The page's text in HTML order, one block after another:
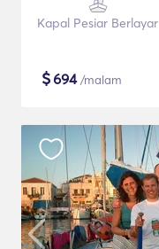
Kapal Pesiar Berlayar
$694/malam